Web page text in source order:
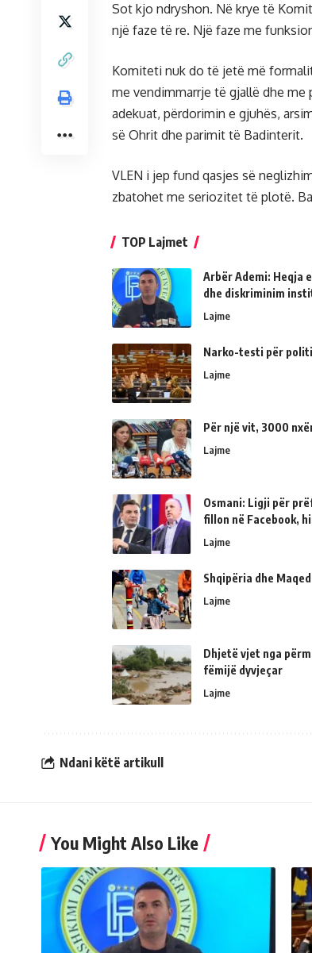
Sot kjo ndryshon. Në krye të
një faze të re. Një faze me
Komiteti nuk do të jetë më
me vendimmarrje të gjallë dhe
adekuat, përdorimin e gjuhës,
së Ohrit dhe parimit të Badinterit.
VLEN i jep fund qasjes së
zbatohet me seriozitet të plotë.
TOP Lajmet
Arbër Ademi: Heqja
dhe diskriminim
Lajme
Narko-testi për
Lajme
Për një vit, 3000
Lajme
Osmani: Ligji për
fillon në Facebook,
Lajme
Shqipëria dhe
Lajme
Dhjetë vjet nga
fëmijë dyvjeçar
Lajme
Ndani këtë artikull
You Might Also Like